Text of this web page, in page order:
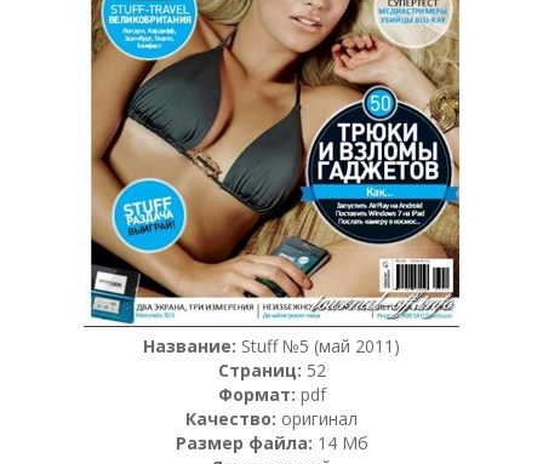
Название: Stuff №5 (май 2011)
Страниц: 52
Формат: pdf
Качество: оригинал
Размер файла: 14 Мб